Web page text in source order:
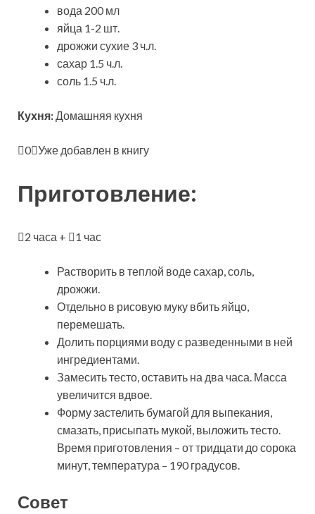
вода 200 мл
яйца 1-2 шт.
дрожжи сухие 3 ч.л.
сахар 1.5 ч.л.
соль 1.5 ч.л.
Кухня: Домашняя кухня
0 Уже добавлен в книгу
Приготовление:
2 часа + 1 час
Растворить в теплой воде сахар, соль,
дрожжи.
Отдельно в рисовую муку вбить яйцо,
перемешать.
Долить порциями воду с разведенными в ней
ингредиентами.
Замесить тесто, оставить на два часа. Масса
увеличится вдвое.
Форму застелить бумагой для выпекания,
смазать, присыпать мукой, выложить тесто.
Время приготовления – от тридцати до сорока
минут, температура – 190 градусов.
Совет